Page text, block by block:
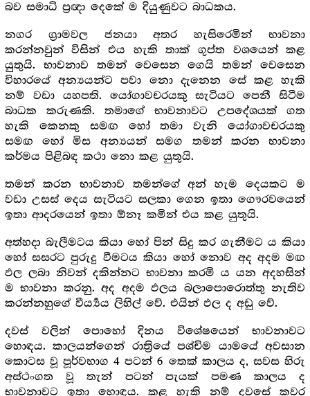
බව සමාධි ප්‍රඥා දෙකේ ම දියුණුවට බාධකය.
නගර ග්‍රාමවල ජනයා අතර හැසිරෙමින් භාවනා
කරන්නවුන් විසින් එය හැකි තාක් ගුප්ත වශයෙන් කළ
යුතුයි. භාවනාව තමන් වෙසෙන ගෙයි තමන් වෙසෙන
විහාරයේ අන්‍යයන්ට පවා නො දැනෙන සේ කළ හැකි
නම් වඩා යහපති. යෝගාවචරයකු සැටියට පෙනී සිටීම
බාධක කරුණකි. තමාගේ භාවනාවට උපදේශයක් ගත
හැකි කෙනකු සමඟ හෝ තමා වැනි යෝගාවචරයකු
සමඟ හෝ මිස අන්‍යයන් සමග තමන් කරන භාවනා
කර්මය පිළිබඳ කථා නො කළ යුතුයි.
තමන් කරන භාවනාව තමන්ගේ අන් හැම දෙයකට ම
වඩා උසස් දෙය සැටියට සලකා ගෙන ඉතා ගෞරවයෙන්
ඉතා ආදරයෙන් ඉතා ඕනෑ කමින් එය කළ යුතුයි.
අත්හදා බැලීමටය කියා හෝ පින් සිදු කර ගැනීමට ය කියා
හෝ සසරට පුරුදු වීමටය කියා හෝ නොව අද අදම මඟ
ඵල ලබා නිවන් දකින්නට භාවනා කරමි ය යන අදහසින්
ම භාවනා කරනු. අද අදම ඵලය බලාපොරොත්තු නැතිව
කරන්නහුගේ වීර්‍ය්‍යය ලිහිල් වේ. එයින් ඵල ද අඩු වේ.
දවස් වලින් පොහෝ දිනය විශේෂයෙන් භාවනාවට
හොඳය. කාලයන්ගෙන් රාත්‍රියේ පශ්චිම යාමයේ අවසාන
කොටස වූ පූර්වභාග 4 පටන් 6 තෙක් කාලය ද, සවස හිරු
අස්ථංගත වූ තැන් පටන් පැයක් පමණ කාලය ද
භාවනාවට ඉතා හොඳය. කළ හැකි නම් දවසේ කවර